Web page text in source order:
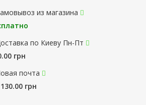
из магазина
по Киеву Пн-Пт
грн
почта
грн